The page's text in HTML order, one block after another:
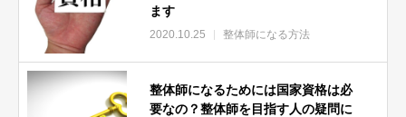
は⁉️
準備中
【整体師になるには】「お前はクズだ」私が整体師になった理
ます
2020.10.25 整体師になる方法
整体師になるためには国家資格は必
要なの？整体師を目指す人の疑問に